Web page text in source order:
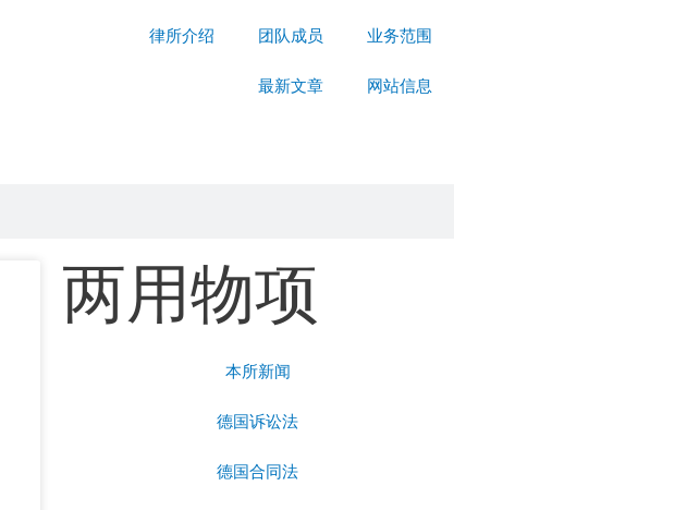
律所介绍 团队成员 业务范围
最新文章 网站信息
两用物项
本所新闻
德国诉讼法
德国合同法